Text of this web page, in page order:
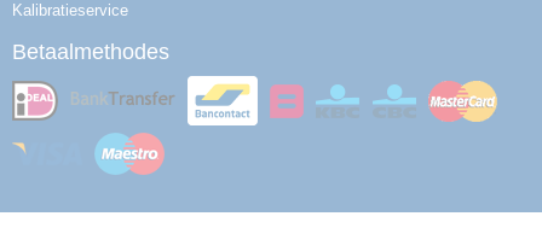
Kalibratieservice
Betaalmethodes